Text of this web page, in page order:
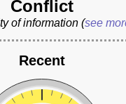
Conflict
of information (see
Recent